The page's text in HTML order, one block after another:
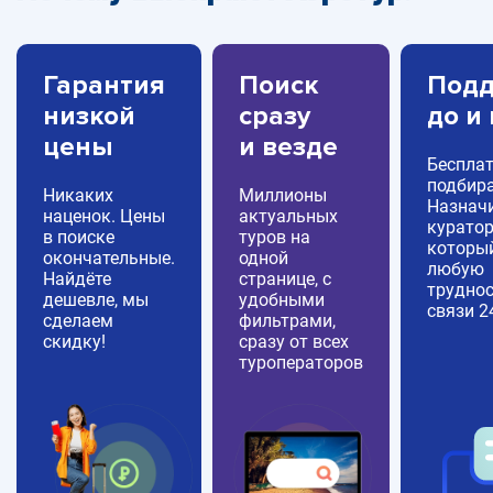
Гарантия
низкой
цены
Никаких
наценок. Цены
в поиске
окончательные.
Найдёте
дешевле, мы
сделаем
скидку!
Поиск
сразу
и везде
Миллионы
актуальных
туров на
одной
странице, с
удобными
фильтрами,
сразу от всех
туроператоров
до и
любую
связи